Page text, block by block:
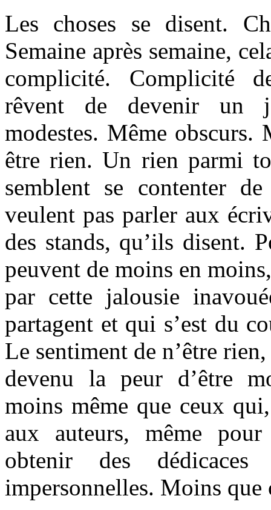
Les choses se disent.
Semaine après semaine,
complicité. Complicité
rêvent de devenir un
modestes. Même obscurs.
être rien. Un rien parmi
semblent se contenter
veulent pas parler aux
des stands, qu’ils disent.
peuvent de moins en
par cette jalousie
partagent et qui s’est du
Le sentiment de n’être
devenu la peur d’être
moins même que ceux
aux auteurs, même
obtenir des dédicaces
impersonnelles. Moins que